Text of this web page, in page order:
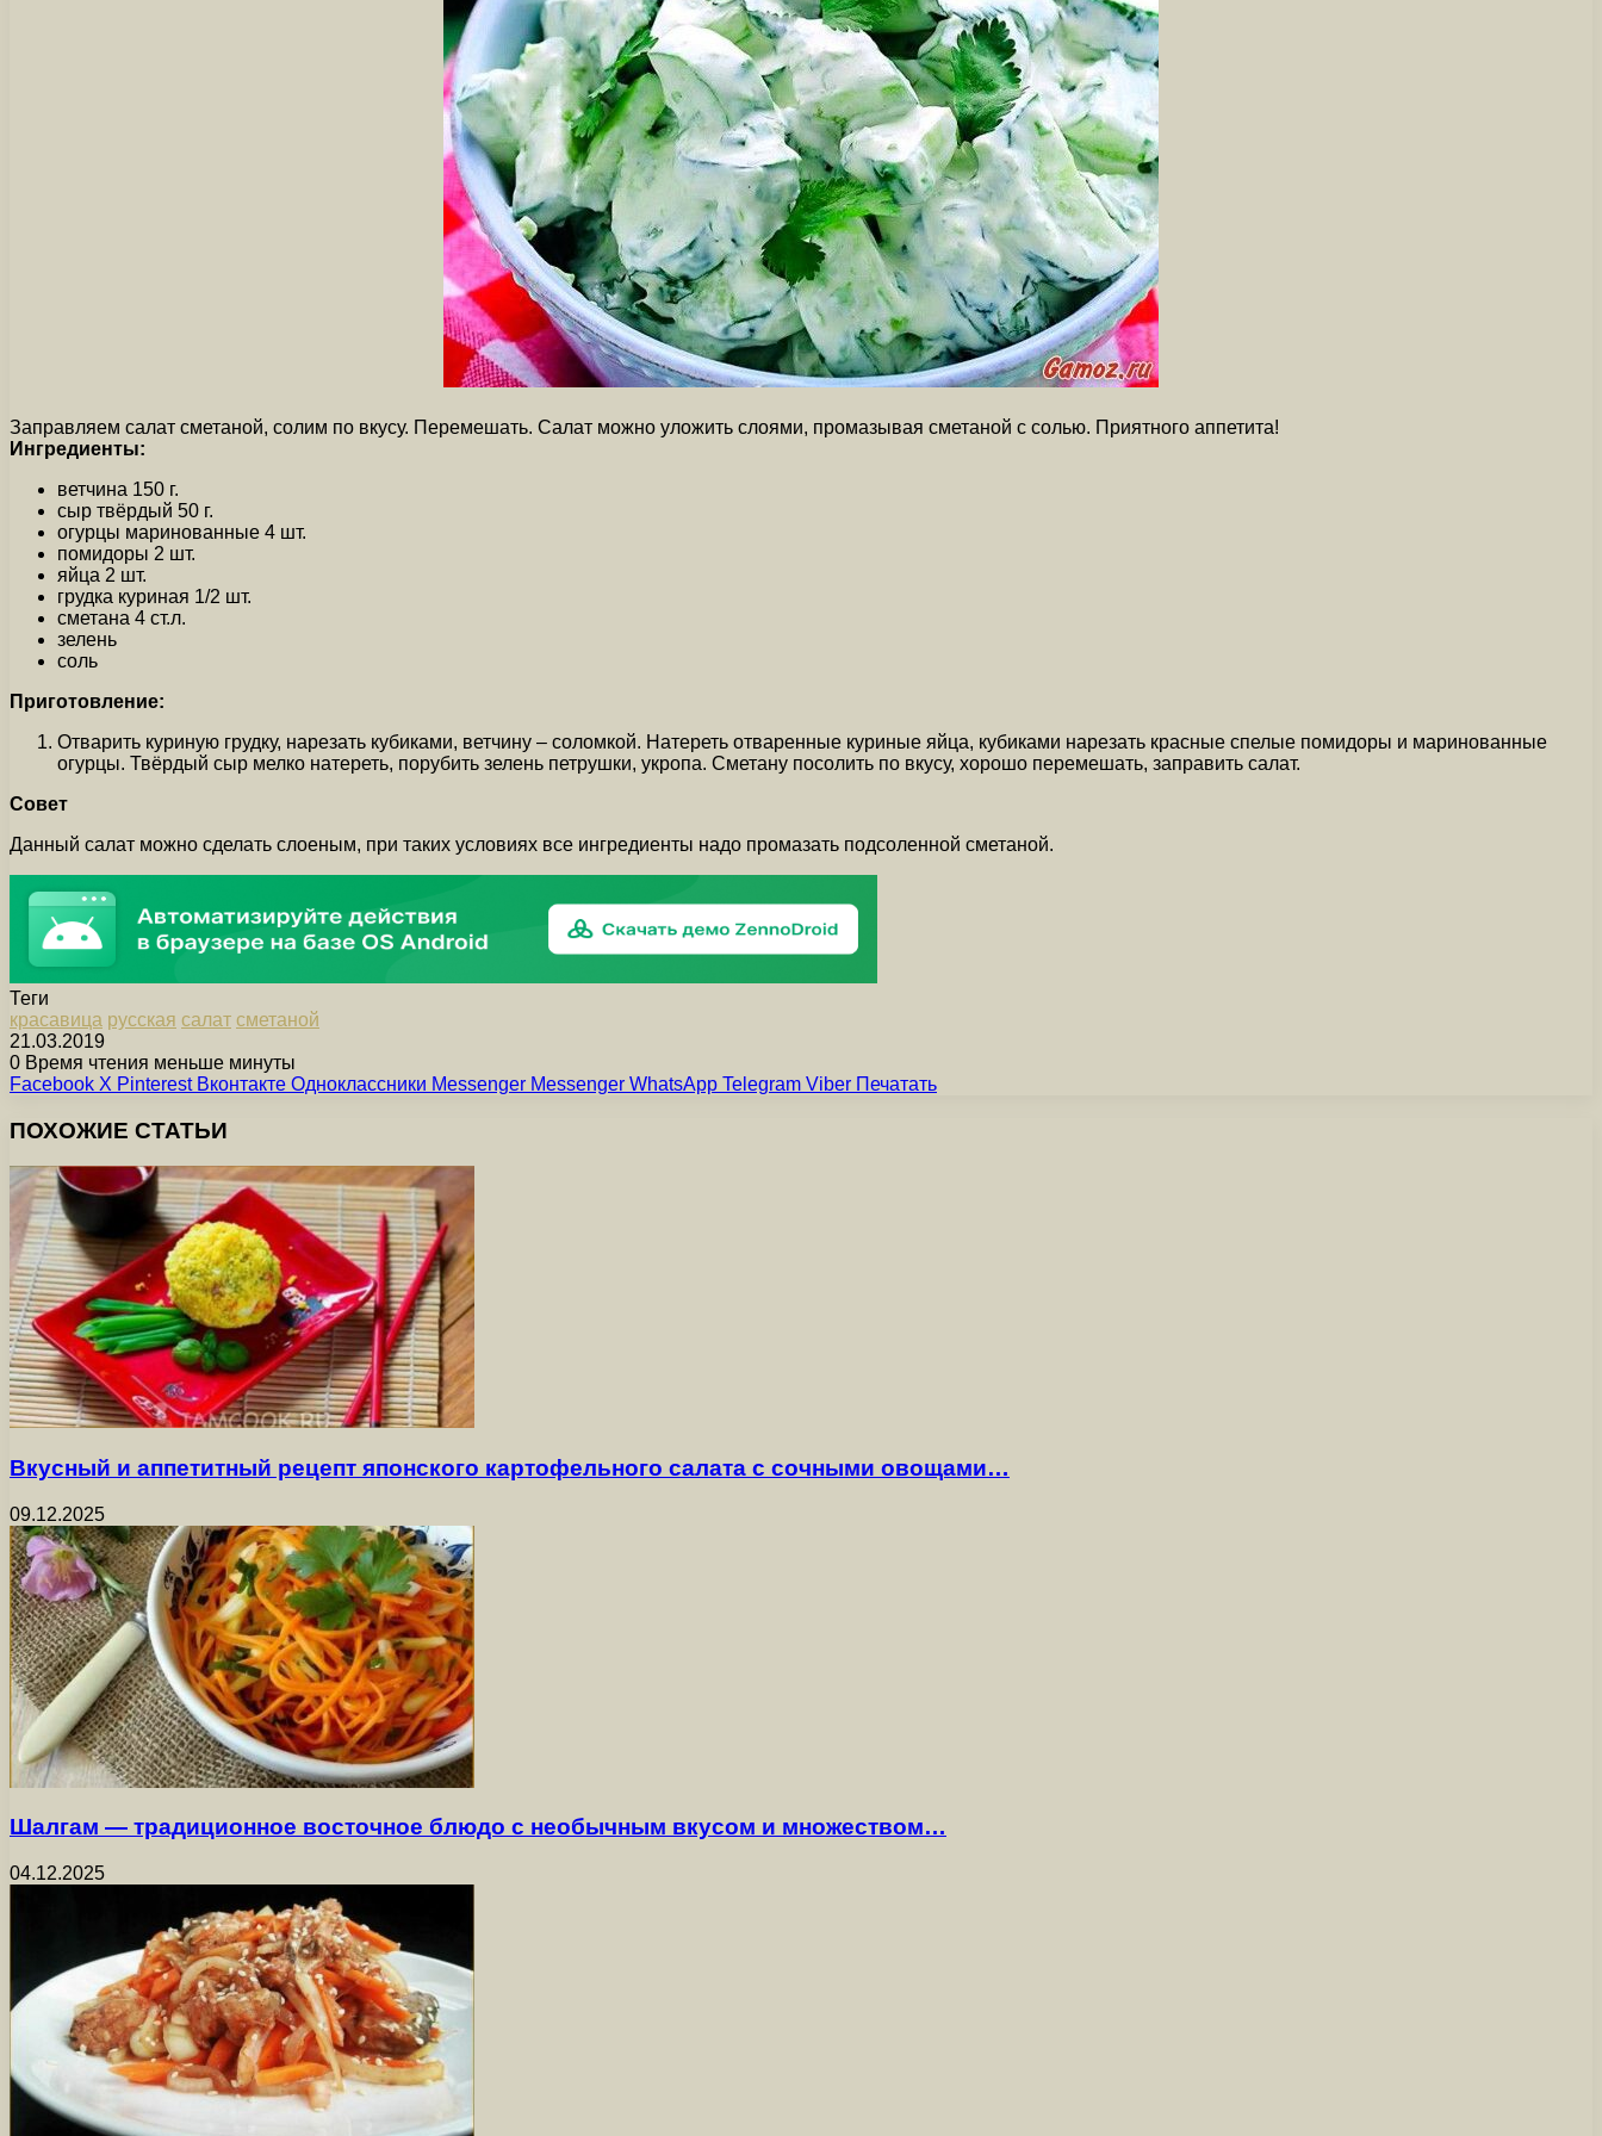
Заправляем салат сметаной, солим по вкусу. Перемешать. Салат можно уложить слоями, промазывая сметаной с солью. Приятного аппетита!
Ингредиенты:
ветчина 150 г.
сыр твёрдый 50 г.
огурцы маринованные 4 шт.
помидоры 2 шт.
яйца 2 шт.
грудка куриная 1/2 шт.
сметана 4 ст.л.
зелень
соль
Приготовление:
Отварить куриную грудку, нарезать кубиками, ветчину – соломкой. Натереть отваренные куриные яйца, кубиками нарезать красные спелые помидоры и маринованные
огурцы. Твёрдый сыр мелко натереть, порубить зелень петрушки, укропа. Сметану посолить по вкусу, хорошо перемешать, заправить салат.
Совет
Данный салат можно сделать слоеным, при таких условиях все ингредиенты надо промазать подсоленной сметаной.
Теги
красавица русская салат сметаной
21.03.2019
0 Время чтения меньше минуты
Facebook X Pinterest Вконтакте Одноклассники Messenger Messenger WhatsApp Telegram Viber Печатать
ПОХОЖИЕ СТАТЬИ
Вкусный и аппетитный рецепт японского картофельного салата с сочными овощами…
09.12.2025
Шалгам — традиционное восточное блюдо с необычным вкусом и множеством…
04.12.2025